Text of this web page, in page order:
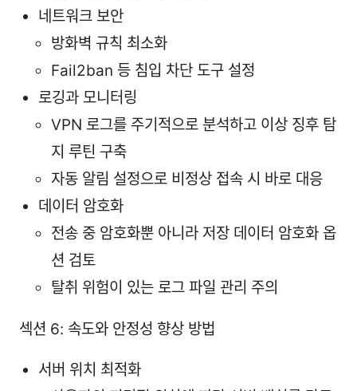
네트워크 보안
방화벽 규칙 최소화
Fail2ban 등 침입 차단 도구 설정
로깅과 모니터링
VPN 로그를 주기적으로 분석하고 이상 징후 탐
지 루틴 구축
자동 알림 설정으로 비정상 접속 시 바로 대응
데이터 암호화
전송 중 암호화뿐 아니라 저장 데이터 암호화 옵
션 검토
탈취 위험이 있는 로그 파일 관리 주의
섹션 6: 속도와 안정성 향상 방법
서버 위치 최적화